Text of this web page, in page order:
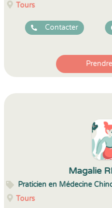
Tours
Contacter
Magalie
Praticien en Médecine
Tours